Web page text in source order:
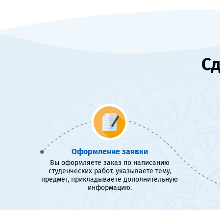
Оформление заявки
Вы оформляете заказ по написанию
студенческих работ, указываете тему,
предмет, прикладываете дополнительную
информацию.